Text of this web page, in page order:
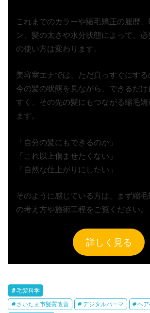
これまでのカラーや縮毛矯正の履歴、
ン、髪の太さや水分状態によって、
の使い方は変わります。
美容室エナでは、ただ真っすぐにする
今の髪の状態を見ながら、できるだ
すく、その先の髪にもつながる縮毛
ます。
「自分の髪にもできるのか」
「これ以上傷ませたくない」
「自然な仕上がりにしたい」
そのように感じている方は、まず縮毛
の考え方や施術工程をご覧ください。
詳しく見る
毛髪科学
さいたま市髪質改善 デジタルパーマ ヘア